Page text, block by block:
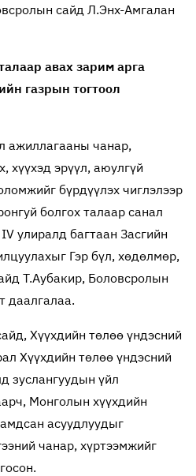
сайд Л.Энх-Амгалан
авах зарим арга
газрын тогтоол
ажиллагааны чанар,
хүүхэд эрүүл, аюулгүй
бүрдүүлэх чиглэлээр
болгох талаар санал
улиралд багтаан Засгийн
Гэр бүл, хөдөлмөр,
Т.Аубакир, Боловсролын
даалгалаа.
Хүүхдийн төлөө үндэсний
Хүүхдийн төлөө үндэсний
зуслангуудын үйл
Монголын хүүхдийн
асуудлуудыг
чанар, хүртээмжийг